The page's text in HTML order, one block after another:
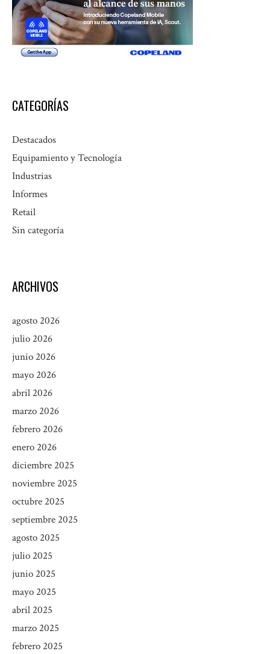
CATEGORÍAS
Destacados
Equipamiento y Tecnología
Industrias
Informes
Retail
Sin categoría
ARCHIVOS
agosto 2026
julio 2026
junio 2026
mayo 2026
abril 2026
marzo 2026
febrero 2026
enero 2026
diciembre 2025
noviembre 2025
octubre 2025
septiembre 2025
agosto 2025
julio 2025
junio 2025
mayo 2025
abril 2025
marzo 2025
febrero 2025